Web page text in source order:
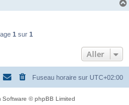
1 sur 1
Aller
Fuseau horaire sur UTC+02:00
Software © phpBB Limited